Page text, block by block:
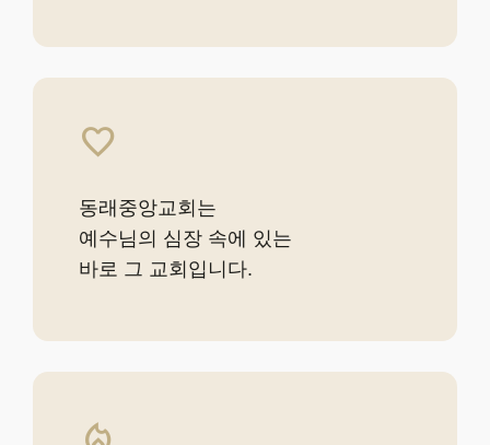
favorite
동래중앙교회는
예수님의 심장 속에 있는
바로 그 교회입니다.